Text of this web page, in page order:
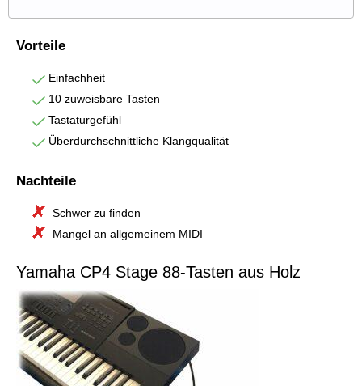
Vorteile
Einfachheit
10 zuweisbare Tasten
Tastaturgefühl
Überdurchschnittliche Klangqualität
Nachteile
Schwer zu finden
Mangel an allgemeinem MIDI
Yamaha CP4 Stage 88-Tasten aus Holz